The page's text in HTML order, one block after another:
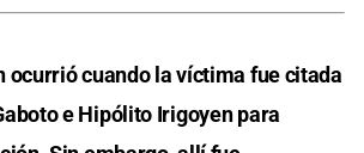
ocurrió cuando la víctima fue citada
e Hipólito Irigoyen para